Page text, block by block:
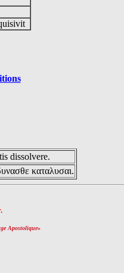
dissolvere.
καταλυσαι.
Apostolique»